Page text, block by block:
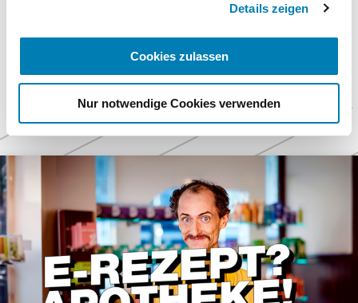
Details zeigen
Cookies zulassen
Nur notwendige Cookies verwenden
Weitere
Themen